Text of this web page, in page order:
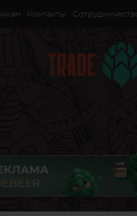
Контакты